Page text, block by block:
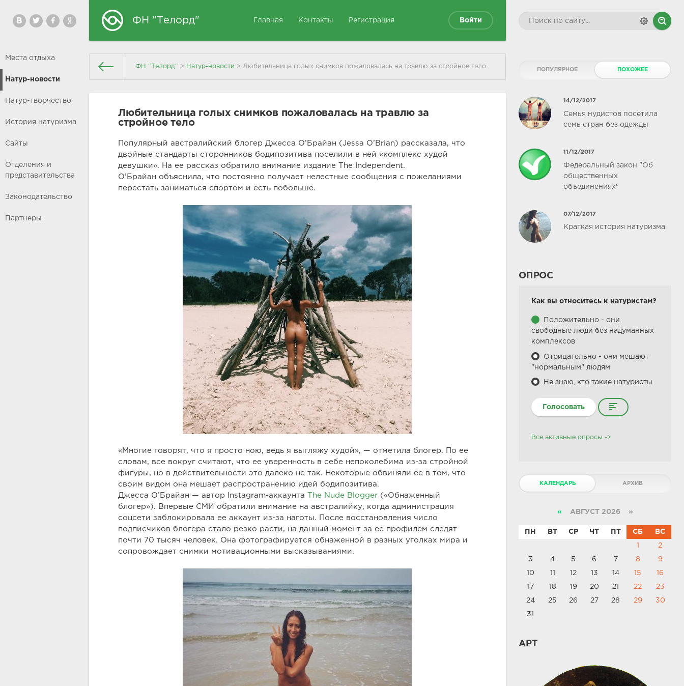
ФН "Телорд" Главная Контакты Регистрация Войти
Места отдыха
Натур-новости
Натур-творчество
История натуризма
Сайты
Отделения и
представительства
Законодательство
Партнеры
ФН "Телорд" > Натур-новости > Любительница голых снимков пожаловалась на травлю за стройное тело
Любительница голых снимков пожаловалась на травлю за
стройное тело
Популярный австралийский блогер Джесса О’Брайан (Jessa O’Brian) рассказала, что
двойные стандарты сторонников бодипозитива поселили в ней «комплекс худой
девушки». На ее рассказ обратило внимание издание The Independent.
О’Брайан объяснила, что постоянно получает нелестные сообщения с пожеланиями
перестать заниматься спортом и есть побольше.
«Многие говорят, что я просто ною, ведь я выгляжу худой», — отметила блогер. По ее
словам, все вокруг считают, что ее уверенность в себе непоколебима из-за стройной
фигуры, но в действительности это далеко не так. Некоторые обвиняли ее в том, что
своим видом она мешает распространению идей бодипозитива.
Джесса О’Брайан — автор Instagram-аккаунта
The Nude Blogger («Обнаженный
блогер»). Впервые СМИ обратили внимание на австралийку, когда администрация
соцсети заблокировала ее аккаунт из-за наготы. После восстановления число
подписчиков блогера стало резко расти, на данный момент за ее профилем следят
почти 70 тысяч человек. Она фотографируется обнаженной в разных уголках мира и
сопровождает снимки мотивационными высказываниями.
ПОПУЛЯРНОЕ ПОХОЖЕЕ
14/12/2017
Семья нудистов посетила
семь стран без одежды
11/12/2017
Федеральный закон "Об
общественных
объединениях"
07/12/2017
Краткая история натуризма
ОПРОС
Как вы относитесь к натуристам?
Положительно - они
свободные люди без надуманных
комплексов
Отрицательно - они мешают
"нормальным" людям
Не знаю, кто такие натуристы
Голосовать
Все активные опросы ->
КАЛЕНДАРЬ АРХИВ
« АВГУСТ 2026 »
ПН ВТ СР ЧТ ПТ СБ ВС
1 2
3 4 5 6 7 8 9
10 11 12 13 14 15 16
17 18 19 20 21 22 23
24 25 26 27 28 29 30
31
АРТ